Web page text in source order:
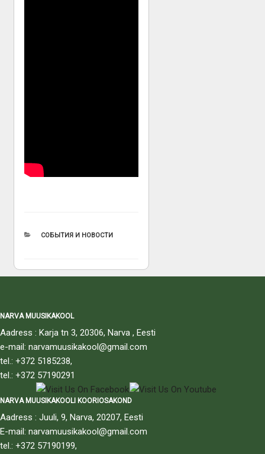
РУБРИКИ
СОБЫТИЯ И НОВОСТИ
NARVA MUUSIKAKOOL
Aadress : Karja tn 3, 20306, Narva , Eesti
e-mail: narvamuusikakool@gmail.com
tel.: +372 5185238,
tel.: +372 57190291
NARVA MUUSIKAKOOLI KOORIOSAKOND
Aadress : Juuli, 9, Narva, 20207, Eesti
E-mail: narvamuusikakool@gmail.com
tel.: +372 57190199,